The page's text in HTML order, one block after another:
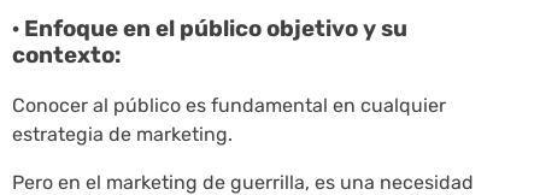
· Enfoque en el público objetivo y su
contexto:
Conocer al público es fundamental en cualquier
estrategia de marketing.
Pero en el marketing de guerrilla, es una necesidad